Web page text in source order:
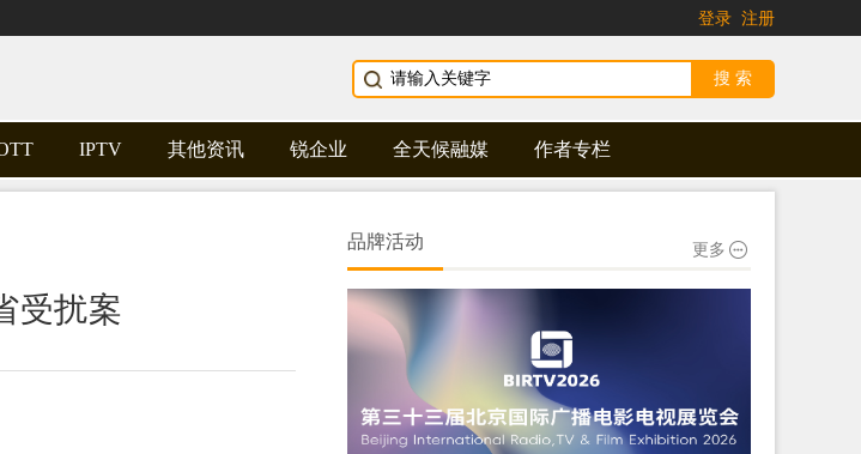
登录 注册
IPTV 其他资讯 锐企业 全天候融媒 作者专栏
受扰案
品牌活动 更多